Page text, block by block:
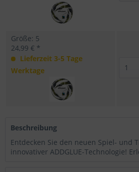
Größe: 5
24,99 € *
Lieferzeit 3-5 Tage
Werktage
Beschreibung
Entdecken Sie den neuen Spiel- und
innovativer ADDGLUE-Technologie!